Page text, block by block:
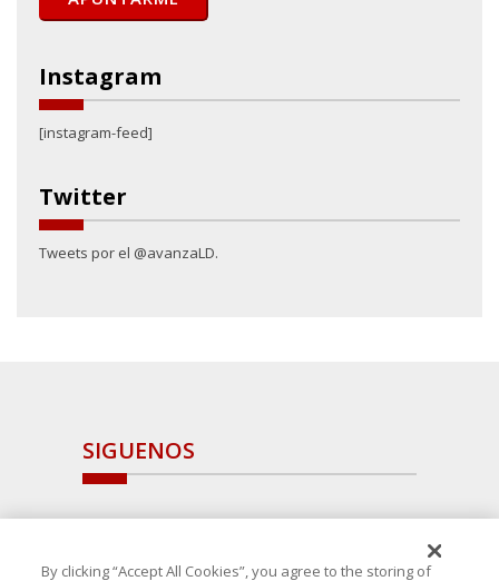
Instagram
[instagram-feed]
Twitter
Tweets por el @avanzaLD.
SIGUENOS
By clicking “Accept All Cookies”, you agree to the storing of